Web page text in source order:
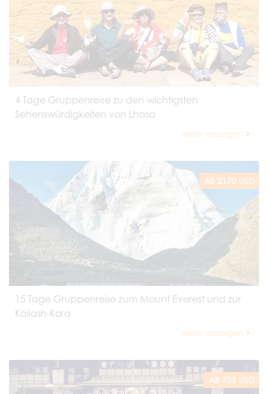
4 Tage Gruppenreise zu den wichtigsten
Sehenswürdigkeiten von Lhasa
Mehr anzeigen
AB 2170 USD
15 Tage Gruppenreise zum Mount Everest und zur
Kailash-Kora
Mehr anzeigen
AB 735 USD